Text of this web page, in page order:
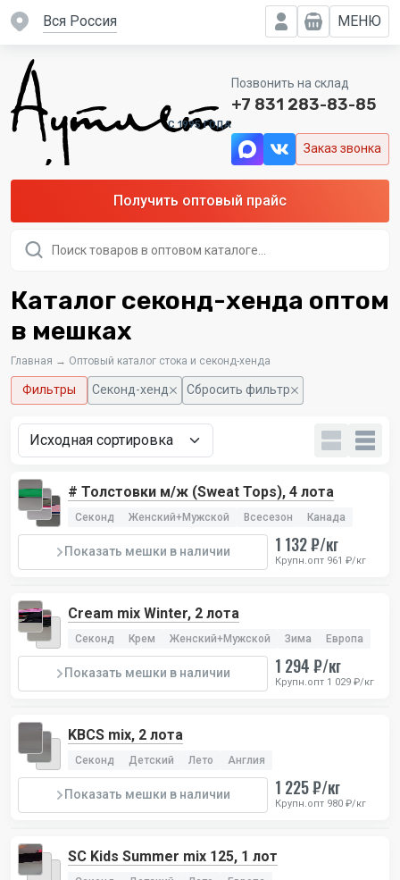
вся Россия МЕНЮ
C 1995 ГОДА
Позвонить на склад
+7 831 283-83-85
Заказ звонка
Получить оптовый прайс
товаров
Каталог секонд-хенда оптом
в мешках
Главная → Оптовый каталог стока и секонд-хенда
Фильтры Секонд-хенд Сбросить фильтр
# Толстовки м/ж (Sweat Tops), 4 лота
Секонд Женский+Мужской Всесезон Канада
Показать мешки в наличии 1 132 ₽/кг
Крупн.опт 961 ₽/кг
Cream mix Winter, 2 лота
Секонд Крем Женский+Мужской Зима Европа
Показать мешки в наличии 1 294 ₽/кг
Крупн.опт 1 029 ₽/кг
KBCS mix, 2 лота
Секонд Детский Лето Англия
Показать мешки в наличии 1 225 ₽/кг
Крупн.опт 980 ₽/кг
SC Kids Summer mix 125, 1 лот